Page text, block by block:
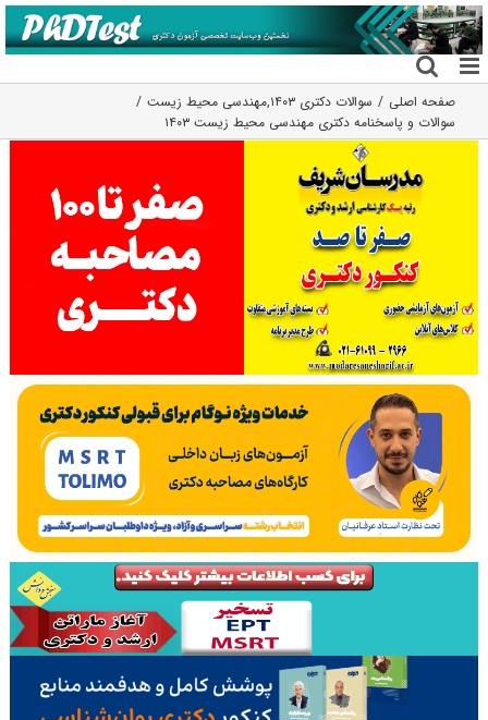
رفتن
به
محتوا
صفحه اصلی سوالات دکتری ۱۴۰۳ ,مهندسی محیط زیست
سوالات و پاسخنامه دکتری مهندسی محیط زیست ۱۴۰۳